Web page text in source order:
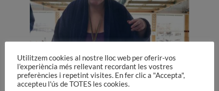
Utilitzem cookies al nostre lloc web per oferir-vos
l’experiència més rellevant recordant les vostres
preferències i repetint visites. En fer clic a "Accepta",
accepteu l'ús de TOTES les cookies.